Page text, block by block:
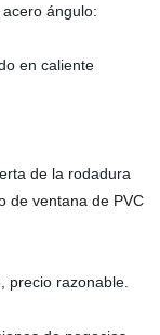
ángulo:
en caliente
de la rodadura
de ventana de PVC
precio razonable.